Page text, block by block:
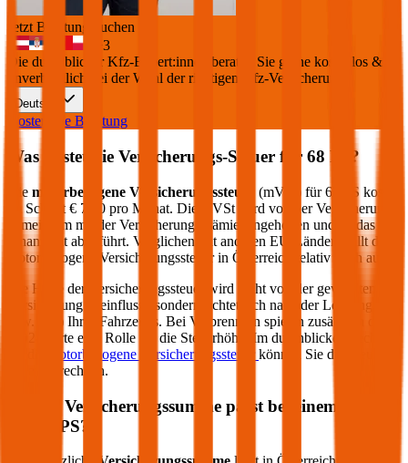
Jetzt Beratung buchen
+3
Die durchblicker Kfz-Expert:innen beraten Sie gerne kostenlos &
unverbindlich bei der Wahl der richtigen Kfz-Versicherung.
Deutsch
Kostenlose Beratung
Was kostet die Versicherungs-Steuer für 68 PS?
Die motorbezogene Versicherungssteuer (mVSt) für68
PS kostet
im Schnitt € 7,20 pro Monat. Die mVSt wird von der Versicherung
gemeinsam mit der Versicherungsprämie eingehoben und an das
Finanzamt abgeführt. Verglichen mit anderen EU-Ländern fällt die
motorbezogene Versicherungssteuer in Österreich relativ hoch aus.
Die Höhe der Versicherungssteuer wird nicht von der gewählten
Versicherung beeinflusst, sondern richtet sich nach der Leistung (PS
bzw. kW) Ihres Fahrzeugs. Bei Verbrennern spielen zusätzlich die
CO2-Werte eine Rolle für die Steuerhöhe. Im durchblicker Rechner
motorbezogene Versicherungssteuer können Sie die Steuer
genau berechnen.
Welche Versicherungssumme passt bei einem PKW
PS?